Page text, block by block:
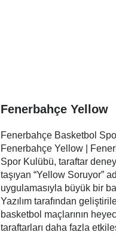
Fenerbahçe Yellow
Fenerbahçe Basketbol
Fenerbahçe Yellow |
Spor Kulübü, taraftar
taşıyan “Yellow Soruyor”
uygulamasıyla büyük bir
Yazılım tarafından
basketbol maçlarının
taraftarları daha fazla